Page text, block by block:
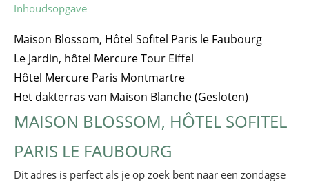
Inhoudsopgave
Maison Blossom, Hôtel Sofitel Paris le Faubourg
Le Jardin, hôtel Mercure Tour Eiffel
Hôtel Mercure Paris Montmartre
Het dakterras van Maison Blanche (Gesloten)
MAISON BLOSSOM, HÔTEL SOFITEL
PARIS LE FAUBOURG
Dit adres is perfect als je op zoek bent naar een zondagse